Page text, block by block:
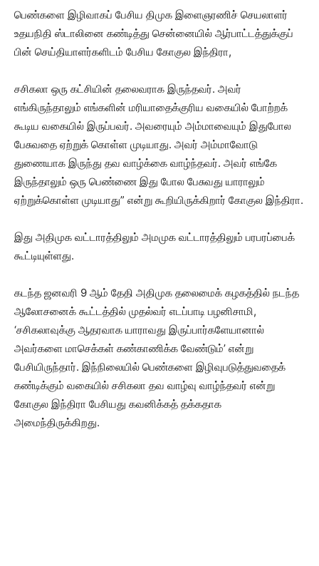
பெண்களை இழிவாகப் பேசிய திமுக இளைஞரணிச் செயலாளர்
உதயநிதி ஸ்டாலினை கண்டித்து சென்னையில் ஆர்பாட்டத்துக்குப்
பின் செய்தியாளர்களிடம் பேசிய கோகுல இந்திரா,
சசிகலா ஒரு கட்சியின் தலைவராக இருந்தவர். அவர்
எங்கிருந்தாலும் எங்களின் மரியாதைக்குரிய வகையில் போற்றக்
கூடிய வகையில் இருப்பவர். அவரையும் அம்மாவையும் இதுபோல
பேசுவதை ஏற்றுக் கொள்ள முடியாது. அவர் அம்மாவோடு
துணையாக இருந்து தவ வாழ்க்கை வாழ்ந்தவர். அவர் எங்கே
இருந்தாலும் ஒரு பெண்ணை இது போல பேசுவது யாராலும்
ஏற்றுக்கொள்ள முடியாது” என்று கூறியிருக்கிறார் கோகுல இந்திரா.
இது அதிமுக வட்டாரத்திலும் அமமுக வட்டாரத்திலும் பரபரப்பைக்
கூட்டியுள்ளது.
கடந்த ஜனவரி 9 ஆம் தேதி அதிமுக தலைமைக் கழகத்தில் நடந்த
ஆலோசனைக் கூட்டத்தில் முதல்வர் எடப்பாடி பழனிசாமி,
‘சசிகலாவுக்கு ஆதரவாக யாராவது இருப்பார்களேயானால்
அவர்களை மாசெக்கள் கண்காணிக்க வேண்டும்’ என்று
பேசியிருந்தார். இந்நிலையில் பெண்களை இழிவுபடுத்துவதைக்
கண்டிக்கும் வகையில் சசிகலா தவ வாழ்வு வாழ்ந்தவர் என்று
கோகுல இந்திரா பேசியது கவனிக்கத் தக்கதாக
அமைந்திருக்கிறது.